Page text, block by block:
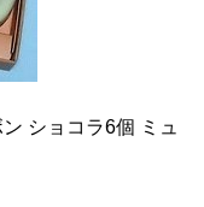
ン ショコラ6個 ミュ